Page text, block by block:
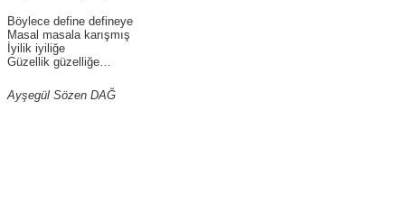
Böylece define defineye
Masal masala karışmış
İyilik iyiliğe
Güzellik güzelliğe…
Ayşegül Sözen DAĞ